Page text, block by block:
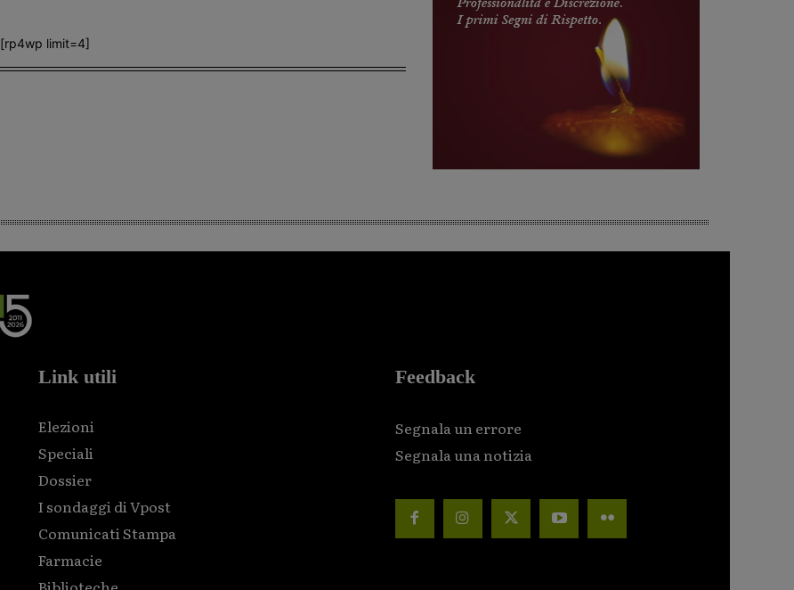
[rp4wp limit=4]
Link utili
Elezioni
Speciali
Dossier
I sondaggi di Vpost
Comunicati Stampa
Farmacie
Feedback
Segnala un errore
Segnala una notizia